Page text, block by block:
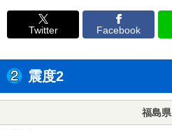
Twitter Facebook
震度2
福島県